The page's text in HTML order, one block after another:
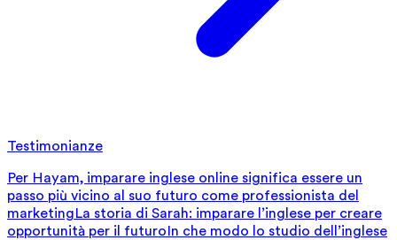
Testimonianze
Per Hayam, imparare inglese online significa essere un
passo più vicino al suo futuro come professionista del
marketingLa storia di Sarah: imparare l’inglese per creare
opportunità per il futuroIn che modo lo studio dell’inglese